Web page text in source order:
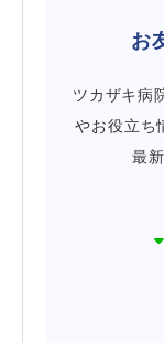
お
ツカザキ病
やお役立ち
最